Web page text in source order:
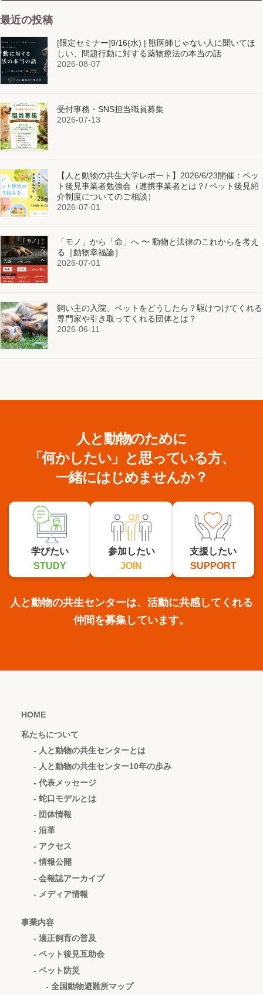
2024-10-29
最近の投稿
[限定セミナー]9/16(水) | 獣医師じゃない人に聞いてほ
しい、問題行動に対する薬物療法の本当の話
2026-08-07
受付事務・SNS担当職員募集
2026-07-13
【人と動物の共生大学レポート】2026/6/23開催：ペッ
ト後見事業者勉強会（連携事業者とは？/ ペット後見紹
介制度についてのご相談）
2026-07-01
「モノ」から「命」へ 〜 動物と法律のこれからを考え
る［動物幸福論］
2026-07-01
飼い主の入院、ペットをどうしたら？駆けつけてくれる
専門家や引き取ってくれる団体とは？
2026-06-11
人と動物のために
「何かしたい」と思っている方、
一緒にはじめませんか？
学びたい
STUDY
参加したい
JOIN
支援したい
SUPPORT
人と動物の共生センターは、活動に共感してくれる
仲間を募集しています。
HOME
私たちについて
- 人と動物の共生センターとは
- 人と動物の共生センター10年の歩み
- 代表メッセージ
- 蛇口モデルとは
- 団体情報
- 沿革
- アクセス
- 情報公開
- 会報誌アーカイブ
- メディア情報
事業内容
- 適正飼育の普及
- ペット後見互助会
- ペット防災
- 全国動物避難所マップ